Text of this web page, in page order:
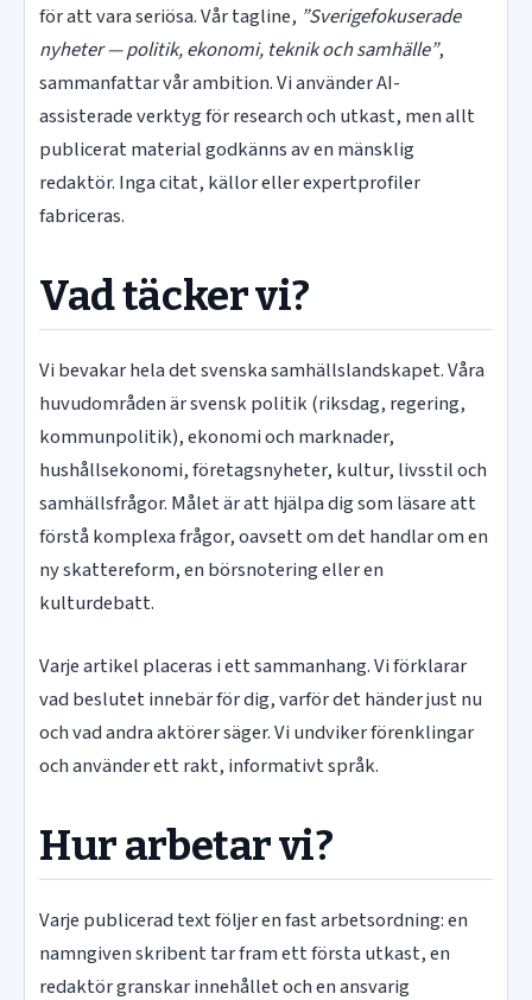
för att vara seriösa. Vår tagline, ”Sverigefokuserade
nyheter — politik, ekonomi, teknik och samhälle”,
sammanfattar vår ambition. Vi använder AI-
assisterade verktyg för research och utkast, men allt
publicerat material godkänns av en mänsklig
redaktör. Inga citat, källor eller expertprofiler
fabriceras.
Vad täcker vi?
Vi bevakar hela det svenska samhällslandskapet. Våra
huvudområden är svensk politik (riksdag, regering,
kommunpolitik), ekonomi och marknader,
hushållsekonomi, företagsnyheter, kultur, livsstil och
samhällsfrågor. Målet är att hjälpa dig som läsare att
förstå komplexa frågor, oavsett om det handlar om en
ny skattereform, en börsnotering eller en
kulturdebatt.
Varje artikel placeras i ett sammanhang. Vi förklarar
vad beslutet innebär för dig, varför det händer just nu
och vad andra aktörer säger. Vi undviker förenklingar
och använder ett rakt, informativt språk.
Hur arbetar vi?
Varje publicerad text följer en fast arbetsordning: en
namngiven skribent tar fram ett första utkast, en
redaktör granskar innehållet och en ansvarig